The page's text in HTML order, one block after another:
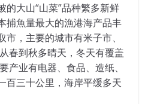
的大山“山菜”品种繁多新鲜
捕魚量最大的漁港海产品丰
市，主要的城市有米子市、
春到秋多晴天，冬天有覆盖
产业有电器、食品、造纸、
百三十公里，海岸平缓多天